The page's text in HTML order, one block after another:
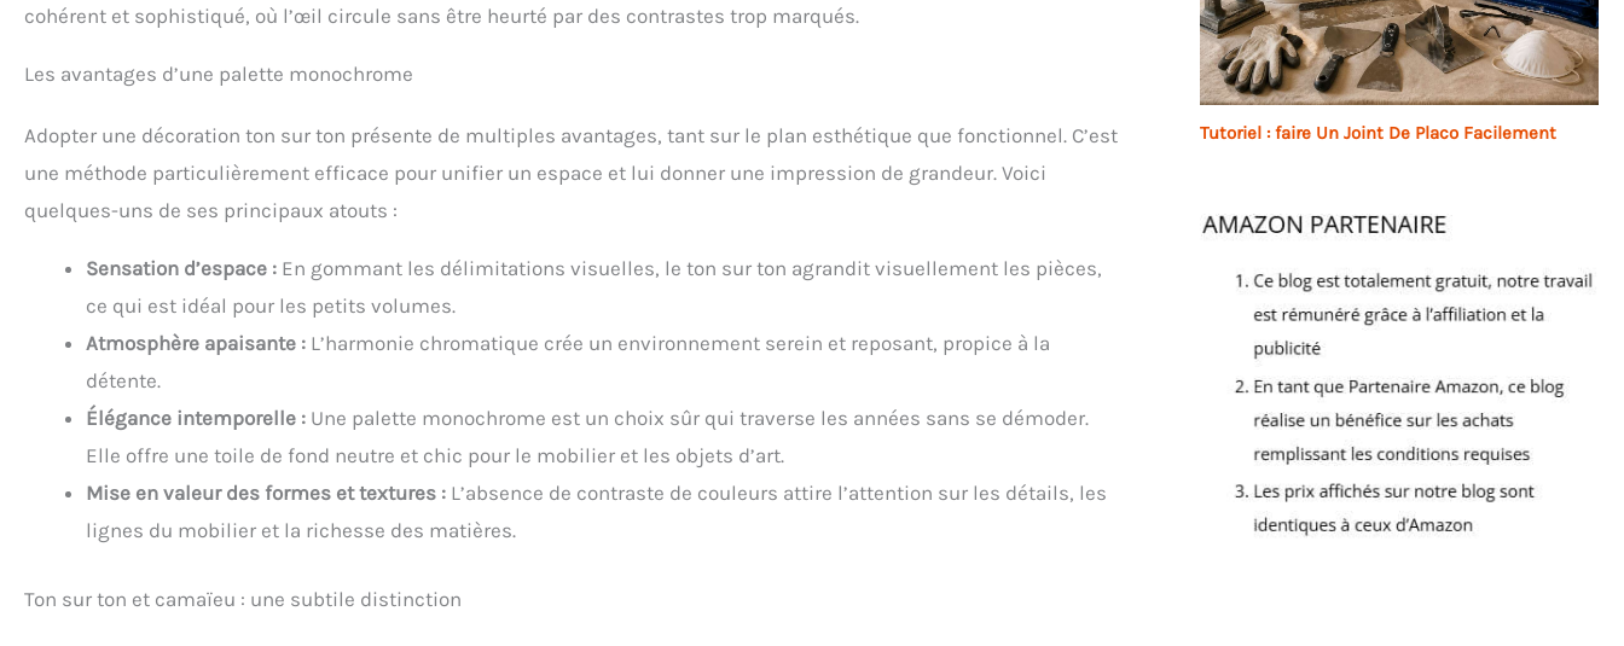
cohérent et sophistiqué, où l’œil circule sans être heurté par des contrastes trop marqués.
Les avantages d’une palette monochrome
Adopter une décoration ton sur ton présente de multiples avantages, tant sur le plan esthétique que fonctionnel. C’est
une méthode particulièrement efficace pour unifier un espace et lui donner une impression de grandeur. Voici
quelques-uns de ses principaux atouts :
Sensation d’espace : En gommant les délimitations visuelles, le ton sur ton agrandit visuellement les pièces,
ce qui est idéal pour les petits volumes.
Atmosphère apaisante : L’harmonie chromatique crée un environnement serein et reposant, propice à la
détente.
Élégance intemporelle : Une palette monochrome est un choix sûr qui traverse les années sans se démoder.
Elle offre une toile de fond neutre et chic pour le mobilier et les objets d’art.
Mise en valeur des formes et textures : L’absence de contraste de couleurs attire l’attention sur les détails, les
lignes du mobilier et la richesse des matières.
Ton sur ton et camaïeu : une subtile distinction
Tutoriel : faire Un Joint De Placo Facilement